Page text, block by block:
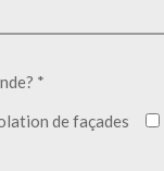
*
de façades